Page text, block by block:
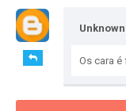
Unknown
Os cara